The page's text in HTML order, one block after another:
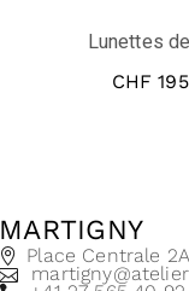
Lunettes
CHF
MARTIGNY
Place Centrale